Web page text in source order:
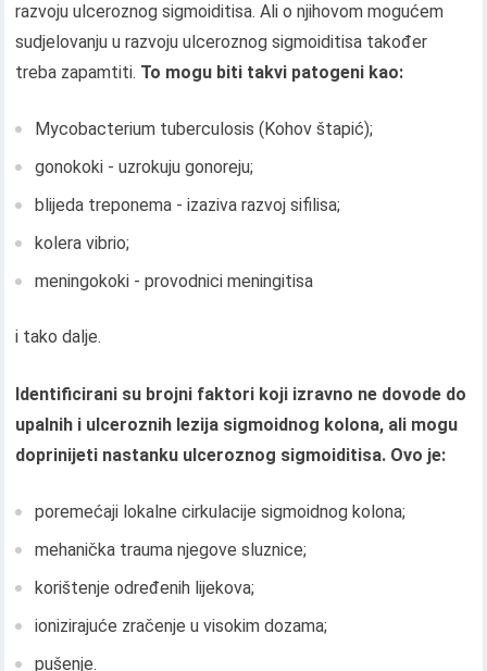
razvoju ulceroznog sigmoiditisa. Ali o njihovom mogućem
sudjelovanju u razvoju ulceroznog sigmoiditisa također
treba zapamtiti. To mogu biti takvi patogeni kao:
Mycobacterium tuberculosis (Kohov štapić);
gonokoki - uzrokuju gonoreju;
blijeda treponema - izaziva razvoj sifilisa;
kolera vibrio;
meningokoki - provodnici meningitisa
i tako dalje.
Identificirani su brojni faktori koji izravno ne dovode do
upalnih i ulceroznih lezija sigmoidnog kolona, ​​ali mogu
doprinijeti nastanku ulceroznog sigmoiditisa. Ovo je:
poremećaji lokalne cirkulacije sigmoidnog kolona;
mehanička trauma njegove sluznice;
korištenje određenih lijekova;
ionizirajuće zračenje u visokim dozama;
pušenje.